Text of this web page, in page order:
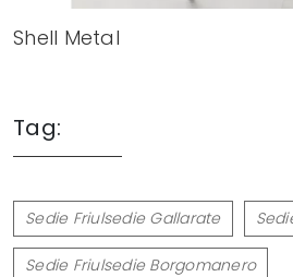
Shell Metal
Tag:
Sedie Friulsedie Gallarate
Sedie Friulsedie Borgomanero